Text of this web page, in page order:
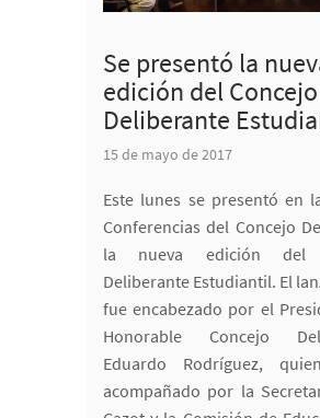
Se presentó la
edición del Concejo
Deliberante
15 de mayo de 2017
Este lunes se presentó en
Conferencias del Concejo
la nueva edición del
Deliberante Estudiantil. El
fue encabezado por el
Honorable Concejo
Eduardo Rodríguez,
acompañado por la